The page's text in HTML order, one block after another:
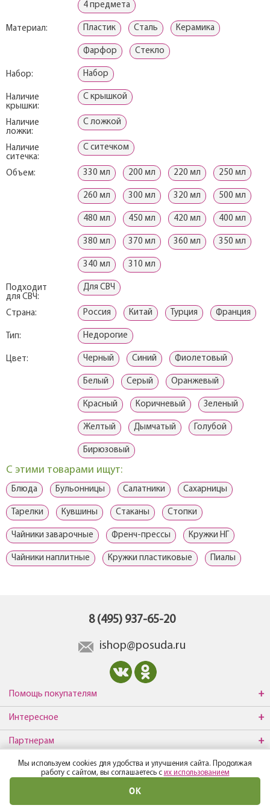
4 предмета
Материал: Пластик Сталь Керамика
Фарфор Стекло
Набор: Набор
Наличие
крышки:
С крышкой
Наличие
ложки:
С ложкой
Наличие
ситечка:
С ситечком
Объем: 330 мл 200 мл 220 мл 250 мл
260 мл 300 мл 320 мл 500 мл
480 мл 450 мл 420 мл 400 мл
380 мл 370 мл 360 мл 350 мл
340 мл 310 мл
Подходит
для СВЧ:
Для СВЧ
Страна: Россия Китай Турция Франция
Тип: Недорогие
Цвет: Черный Синий Фиолетовый
Белый Серый Оранжевый
Красный Коричневый Зеленый
Желтый Дымчатый Голубой
Бирюзовый
С этими товарами ищут:
Блюда Бульонницы Салатники Сахарницы
Тарелки Кувшины Стаканы Стопки
Чайники заварочные Френч-прессы Кружки НГ
Чайники наплитные Кружки пластиковые Пиалы
8 (495) 937-65-20
ishop@posuda.ru
Помощь покупателям
Интересное
Партнерам
О компании
Мы используем cookies для удобства и улучшения сайта. Продолжая
работу с сайтом, вы соглашаетесь с их использованием
ОК